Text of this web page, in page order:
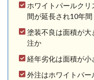
ホワイトパールク
間が延長され10年間
塗装不良は面積が
注か
経年劣化は面積が
外注はホワイトパ